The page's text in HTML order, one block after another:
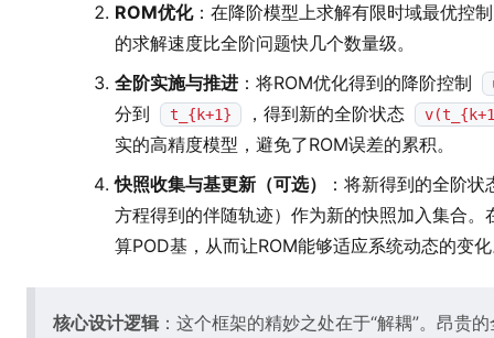
ROM优化：在降阶模型上求解有限时域最优控
的求解速度比全阶问题快几个数量级。
全阶实施与推进 ：将ROM优化得到的降阶控制
分到 t_{k+1} ，得到新的全阶状态
实的高精度模型，避免了ROM误差的累积。
快照收集与基更新（可选）
：将新得到的全阶
方程得到的伴随轨迹）作为新的快照加入集合
算POD基，从而让ROM能够适应系统动态的变
核心设计逻辑：这个框架的精妙之处在于“解耦”。昂贵